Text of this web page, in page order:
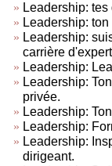
Leadership:
Leadership:
Leadership:
carrière
Leadership:
Leadership:
privée.
Leadership:
Leadership:
Leadership:
dirigeant.